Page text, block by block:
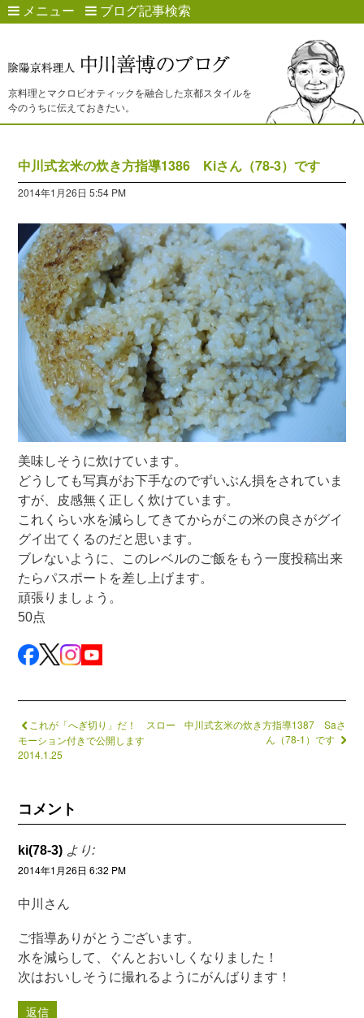
メニュー ブログ記事検索
京料理とマクロビオティックを融合した京都スタイルを
今のうちに伝えておきたい。
中川式玄米の炊き方指導1386 Kiさん（78-3）です
2014年1月26日 5:54 PM
美味しそうに炊けています。
どうしても写真がお下手なのでずいぶん損をされていま
すが、皮感無く正しく炊けています。
これくらい水を減らしてきてからがこの米の良さがグイ
グイ出てくるのだと思います。
ブレないように、このレベルのご飯をもう一度投稿出来
たらパスポートを差し上げます。
頑張りましょう。
50点
これが「へぎ切り」だ！ スロー
モーション付きで公開します
2014.1.25
中川式玄米の炊き方指導1387 Saさ
ん（78-1）です
コメント
ki(78-3) より:
2014年1月26日 6:32 PM
中川さん
ご指導ありがとうございます。
水を減らして、ぐんとおいしくなりました！
次はおいしそうに撮れるようにがんばります！
返信